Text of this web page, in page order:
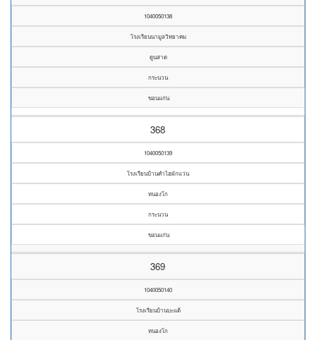
1040050138
โรงเรียนนามูลวิทยาคม
ดูนสาด
กระนวน
ขอนแก่น
368
1040050139
โรงเรียนบ้านคำไฮผักแว่น
หนองโก
กระนวน
ขอนแก่น
369
1040050140
โรงเรียนบ้านบะแต้
หนองโก